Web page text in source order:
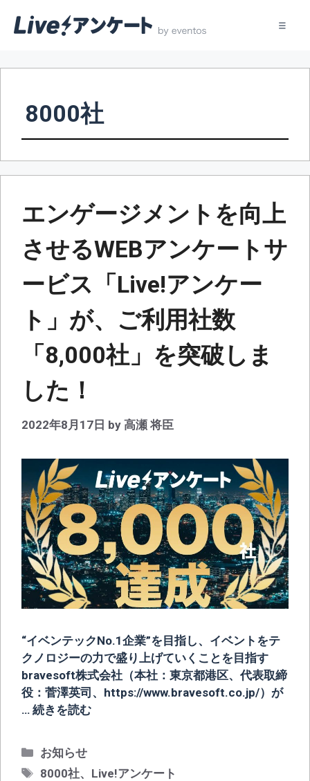
ス
8000社
エンゲージメントを向上
させるWEBアンケートサ
ービス「Live!アンケー
ト」が、ご利用社数
「8,000社」を突破しま
した！
2022年8月17日 by 高瀬 将臣
“イベンテックNo.1企業”を目指し、イベントをテ
クノロジーの力で盛り上げていくことを目指す
bravesoft株式会社（本社：東京都港区、代表取締
役：菅澤英司、https://www.bravesoft.co.jp/）が
… 続きを読む
カ
テ
お知らせ
タ
8000社、 Live!アンケート